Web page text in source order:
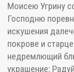
Моисею Угрину
Господню
искушения
покрове и
недремлющий
украшение;